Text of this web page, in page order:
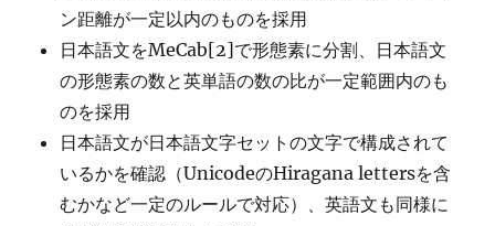
ン距離が一定以内のものを採用
日本語文をMeCab[2]で形態素に分割、日本語文
の形態素の数と英単語の数の比が一定範囲内のも
のを採用
日本語文が日本語文字セットの文字で構成されて
いるかを確認（UnicodeのHiragana lettersを含
むかなど一定のルールで対応）、英語文も同様に